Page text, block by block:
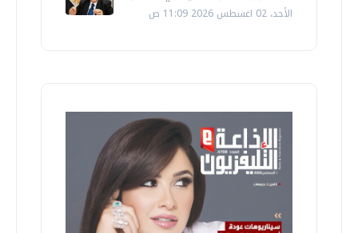
الأحد، 02 اغسطس 2026 11:09 ص